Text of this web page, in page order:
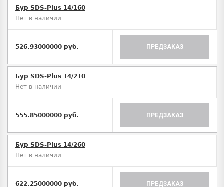
Бур SDS-Plus 14/160
Нет в наличии
526.93000000 руб. ПРЕДЗАКАЗ
Бур SDS-Plus 14/210
Нет в наличии
555.85000000 руб. ПРЕДЗАКАЗ
Бур SDS-Plus 14/260
Нет в наличии
622.25000000 руб. ПРЕДЗАКАЗ